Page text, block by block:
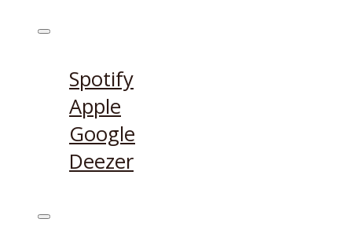
Spotify
Apple
Google
Deezer